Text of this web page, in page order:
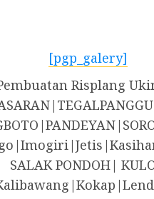
[pgp_galery]
Risplang
SALAK PONDOH|